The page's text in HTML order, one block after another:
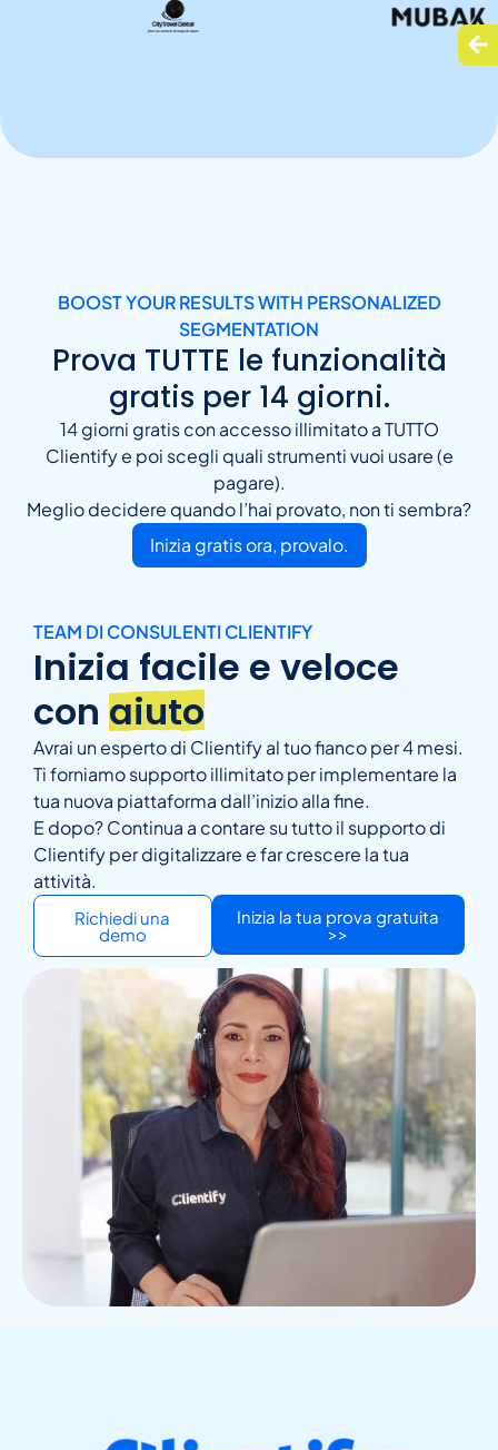
BOOST YOUR RESULTS WITH PERSONALIZED
SEGMENTATION
Prova TUTTE le funzionalità
gratis per 14 giorni.
14 giorni gratis con accesso illimitato a TUTTO
Clientify e poi scegli quali strumenti vuoi usare (e
pagare).
Meglio decidere quando l’hai provato, non ti sembra?
Inizia gratis ora, provalo.
TEAM DI CONSULENTI CLIENTIFY
Inizia facile e veloce
con aiuto
Avrai un esperto di Clientify al tuo fianco per 4 mesi.
Ti forniamo supporto illimitato per implementare la
tua nuova piattaforma dall’inizio alla fine.
E dopo? Continua a contare su tutto il supporto di
Clientify per digitalizzare e far crescere la tua
attività.
Richiedi una
demo
Inizia la tua prova gratuita
>>